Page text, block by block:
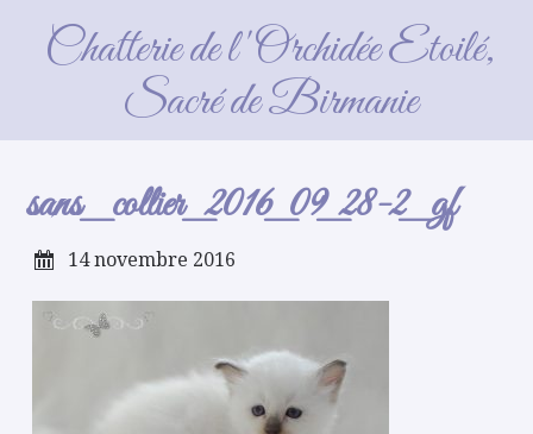
Chatterie de l'Orchidée Etoilé,
Sacré de Birmanie
sans_collier_2016_09_28-2_gf
sans_collier_2016_09_28-2_gf
14 novembre 2016